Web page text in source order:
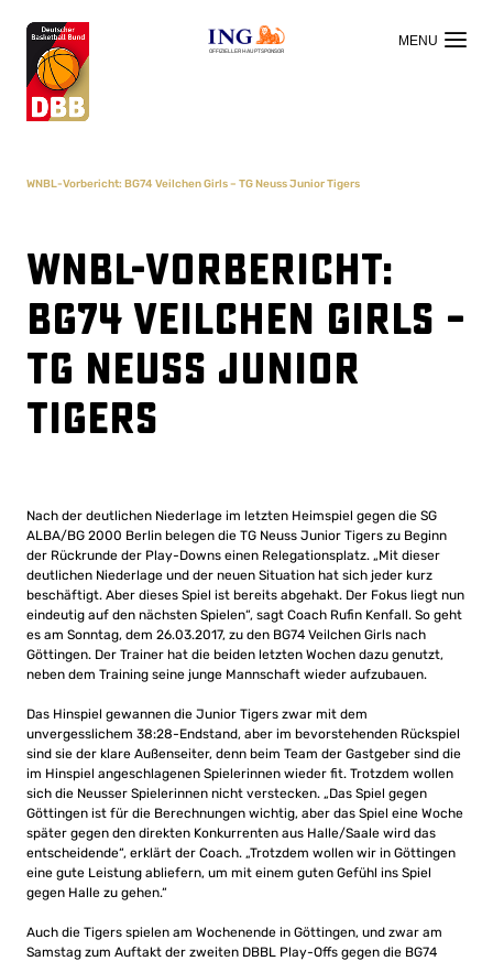
OFFIZIELLER HAUPTSPONSOR
WNBL-Vorbericht: BG74 Veilchen Girls – TG Neuss Junior Tigers
WNBL-Vorbericht:
BG74 Veilchen Girls –
TG Neuss Junior
Tigers
Nach der deutlichen Niederlage im letzten Heimspiel gegen die SG
ALBA/BG 2000 Berlin belegen die TG Neuss Junior Tigers zu Beginn
der Rückrunde der Play-Downs einen Relegationsplatz. „Mit dieser
deutlichen Niederlage und der neuen Situation hat sich jeder kurz
beschäftigt. Aber dieses Spiel ist bereits abgehakt. Der Fokus liegt nun
eindeutig auf den nächsten Spielen“, sagt Coach Rufin Kenfall. So geht
es am Sonntag, dem 26.03.2017, zu den BG74 Veilchen Girls nach
Göttingen. Der Trainer hat die beiden letzten Wochen dazu genutzt,
neben dem Training seine junge Mannschaft wieder aufzubauen.
Das Hinspiel gewannen die Junior Tigers zwar mit dem
unvergesslichem 38:28-Endstand, aber im bevorstehenden Rückspiel
sind sie der klare Außenseiter, denn beim Team der Gastgeber sind die
im Hinspiel angeschlagenen Spielerinnen wieder fit. Trotzdem wollen
sich die Neusser Spielerinnen nicht verstecken. „Das Spiel gegen
Göttingen ist für die Berechnungen wichtig, aber das Spiel eine Woche
später gegen den direkten Konkurrenten aus Halle/Saale wird das
entscheidende“, erklärt der Coach. „Trotzdem wollen wir in Göttingen
eine gute Leistung abliefern, um mit einem guten Gefühl ins Spiel
gegen Halle zu gehen.“
Auch die Tigers spielen am Wochenende in Göttingen, und zwar am
Samstag zum Auftakt der zweiten DBBL Play-Offs gegen die BG74